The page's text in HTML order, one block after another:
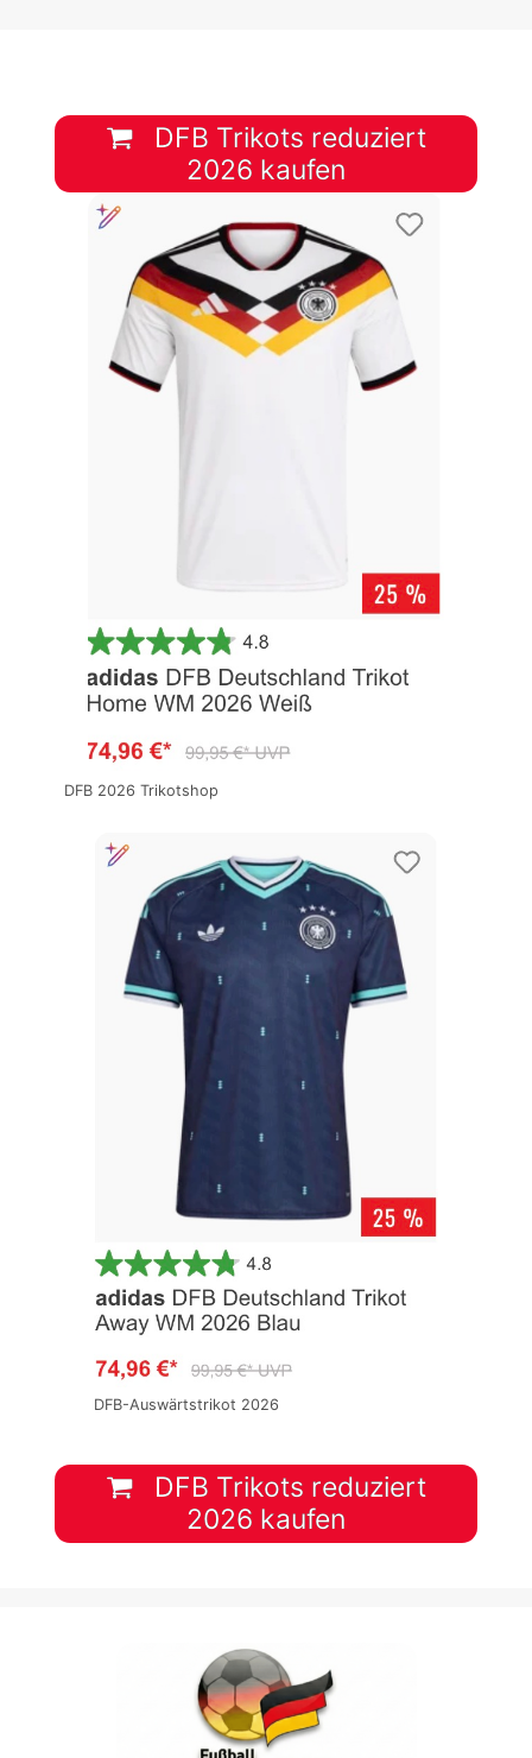
DFB Trikots reduziert
2026 kaufen
DFB 2026 Trikotshop
DFB-Auswärtstrikot 2026
DFB Trikots reduziert
2026 kaufen